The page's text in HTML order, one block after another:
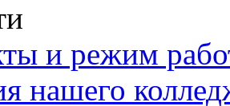
и режим
нашего